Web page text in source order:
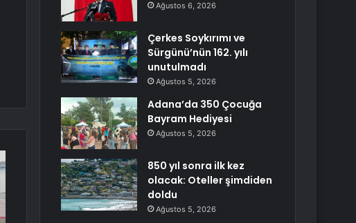
Ağustos 6, 2026
Çerkes Soykırımı ve
Sürgünü’nün 162. yılı
unutulmadı
Ağustos 5, 2026
Adana’da 350 Çocuğa
Bayram Hediyesi
Ağustos 5, 2026
850 yıl sonra ilk kez
olacak: Oteller şimdiden
doldu
Ağustos 5, 2026